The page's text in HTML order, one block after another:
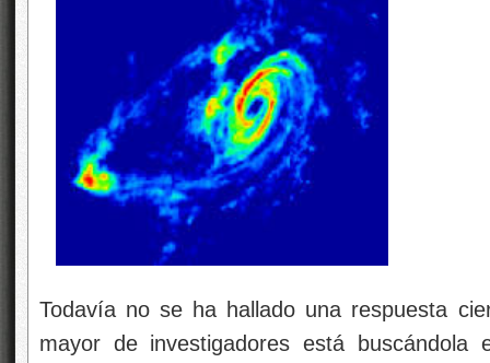
Todavía no se ha hallado una respuesta
mayor de investigadores está